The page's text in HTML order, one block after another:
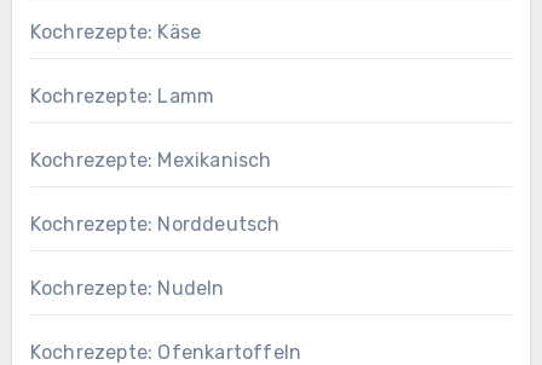
Kochrezepte: Käse
Kochrezepte: Lamm
Kochrezepte: Mexikanisch
Kochrezepte: Norddeutsch
Kochrezepte: Nudeln
Kochrezepte: Ofenkartoffeln